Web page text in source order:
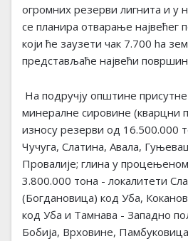
огромних резерви лигнита и у
се планира отварање највећег
који ће заузети чак 7.700 ha
представљаће највећи
На подручју општине
минералне сировине (кварцни
износу резерви од 16.500.000
Чучуга, Слатина, Авала,
Провалије; глина у
3.800.000 тона - локалитети
(Богдановица) код Уба,
код Уба и Тамнава - Западно
Бобија, Врховине,